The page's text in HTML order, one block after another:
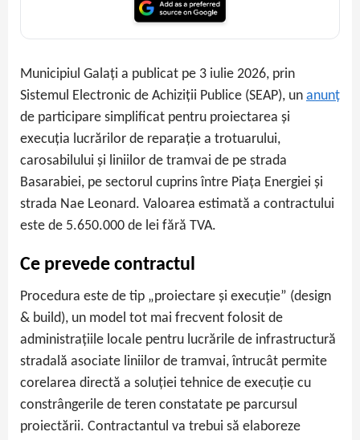
Municipiul Galați a publicat pe 3 iulie 2026, prin
Sistemul Electronic de Achiziții Publice (SEAP), un anunț
de participare simplificat pentru proiectarea și
execuția lucrărilor de reparație a trotuarului,
carosabilului și liniilor de tramvai de pe strada
Basarabiei, pe sectorul cuprins între Piața Energiei și
strada Nae Leonard. Valoarea estimată a contractului
este de 5.650.000 de lei fără TVA.
Ce prevede contractul
Procedura este de tip „proiectare și execuție” (design
& build), un model tot mai frecvent folosit de
administrațiile locale pentru lucrările de infrastructură
stradală asociate liniilor de tramvai, întrucât permite
corelarea directă a soluției tehnice de execuție cu
constrângerile de teren constatate pe parcursul
proiectării. Contractantul va trebui să elaboreze